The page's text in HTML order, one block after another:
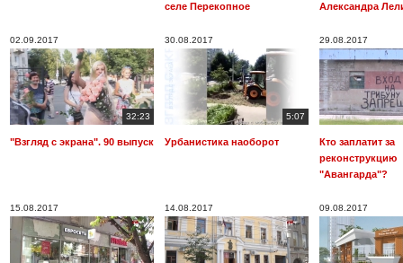
селе Перекопное
Александра
02.09.2017
32:23
"Взгляд с экрана". 90 выпуск
30.08.2017
5:07
Урбанистика наоборот
29.08.2017
Кто заплатит за
реконструкцию
"Авангарда"?
15.08.2017 14.08.2017 09.08.2017